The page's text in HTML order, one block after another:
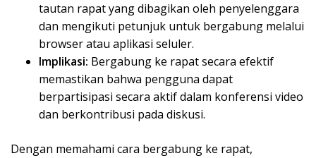
tautan rapat yang dibagikan oleh penyelenggara
dan mengikuti petunjuk untuk bergabung melalui
browser atau aplikasi seluler.
Implikasi: Bergabung ke rapat secara efektif
memastikan bahwa pengguna dapat
berpartisipasi secara aktif dalam konferensi video
dan berkontribusi pada diskusi.
Dengan memahami cara bergabung ke rapat,